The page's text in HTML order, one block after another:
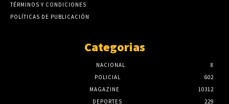
TÉRMINOS Y CONDICIONES
POLÍTICAS DE PUBLICACIÓN
Categorias
NACIONAL
8
POLICIAL
602
MAGAZINE
10312
DEPORTES
229